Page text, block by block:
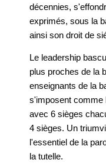
décennies,
exprimés, sous la
ainsi son droit de
Le leadership
plus proches de la
enseignants de la
s'imposent comme
avec 6 sièges
4 sièges. Un
l'essentiel de la
la tutelle.